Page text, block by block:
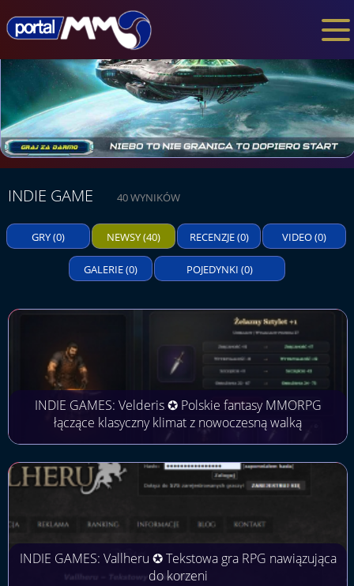
INDIE GAME 40 WYNIKÓW
GRY(0) NEWSY(40) RECENZJE(0) VIDEO(0)
GALERIE(0) POJEDYNKI(0)
INDIE GAMES: Velderis ✪ Polskie fantasy MMORPG
łączące klasyczny klimat z nowoczesną walką
INDIE GAMES: Vallheru ✪ Tekstowa gra RPG nawiązująca
do korzeni